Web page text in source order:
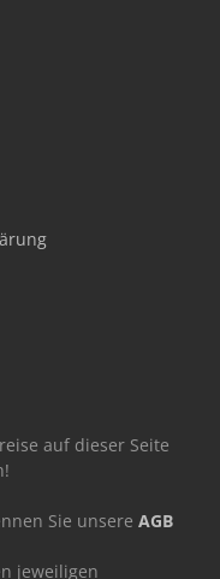
auf dieser Seite
Sie unsere AGB
jeweiligen